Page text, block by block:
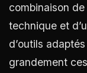
combinaison
technique et
d’outils
grandement